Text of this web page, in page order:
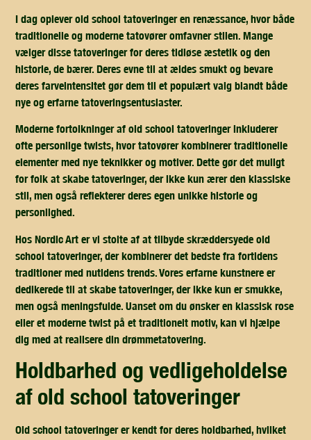
I dag oplever old school tatoveringer en renæssance, hvor både
traditionelle og moderne tatovører omfavner stilen. Mange
vælger disse tatoveringer for deres tidløse æstetik og den
historie, de bærer. Deres evne til at ældes smukt og bevare
deres farveintensitet gør dem til et populært valg blandt både
nye og erfarne tatoveringsentusiaster.
Moderne fortolkninger af old school tatoveringer inkluderer
ofte personlige twists, hvor tatovører kombinerer traditionelle
elementer med nye teknikker og motiver. Dette gør det muligt
for folk at skabe tatoveringer, der ikke kun ærer den klassiske
stil, men også reflekterer deres egen unikke historie og
personlighed.
Hos Nordic Art er vi stolte af at tilbyde skræddersyede old
school tatoveringer, der kombinerer det bedste fra fortidens
traditioner med nutidens trends. Vores erfarne kunstnere er
dedikerede til at skabe tatoveringer, der ikke kun er smukke,
men også meningsfulde. Uanset om du ønsker en klassisk rose
eller et moderne twist på et traditionelt motiv, kan vi hjælpe
dig med at realisere din drømmetatovering.
holdbarhed og vedligeholdelse
af old school tatoveringer
Old school tatoveringer er kendt for deres holdbarhed, hvilket